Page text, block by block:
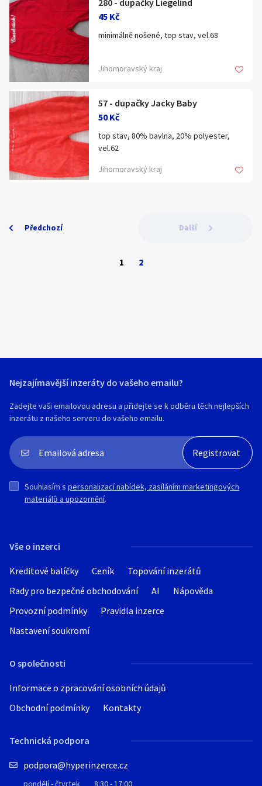
280 - dupačky Liegelind
45 Kč
minimálně nošené, top stav, vel.68
Jihomoravský kraj
57 - dupačky Jacky Baby
50 Kč
top stav, 80% bavlna, 20% polyester,
vel.62
Jihomoravský kraj
Předchozí
1 2
Další
Km
Hlavní město Praha
Jihočeský kraj
Jihomoravský kraj
Zobrazit všechny regiony
Velikost (věk, výška dítěte)
56
Zobrazit vše
Klíčové slovo:
Neuvedeno
Lokalita:
Neuvedeno
Ráno Večer
E-mail
Souhlasím s personalizací nabídek, zasíláním
Vše o inzerci
Kreditové balíčky Ceník
Topování inzerátů
Rady pro bezpečné obchodování
AI
Nápověda
Provozní podmínky
Pravidla inzerce
Nastavení soukromí
O společnosti
Informace o zpracování osobních údajů
Obchodní podmínky
Kontakty
Technická podpora
podpora@hyperinzerce.cz
pondělí - čtvrtek 8:30 - 17:00
Nejzajímavější inzeráty do vašeho emailu?
Zadejte vaši emailovou adresu a přidejte se k odběru těch nejlepších
inzerátu z našeho serveru do vašeho emailu.
Souhlasím s personalizací nabídek, zasíláním marketingových
materiálů a upozornění.